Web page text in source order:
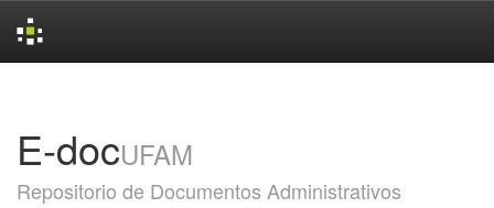
E-docUFAM
Repositorio de Documentos Administrativos